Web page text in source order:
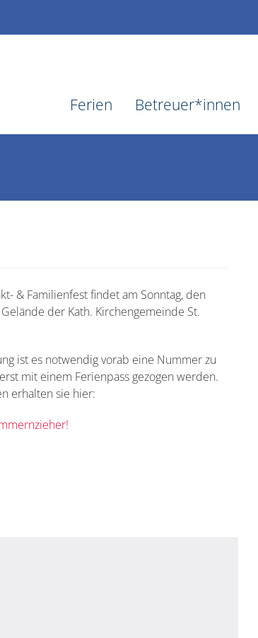
Ferien Betreuer*innen
& Familienfest findet am Sonntag, den
der Kath. Kirchengemeinde St.
ist es notwendig vorab eine Nummer zu
mit einem Ferienpass gezogen werden.
erhalten sie hier: